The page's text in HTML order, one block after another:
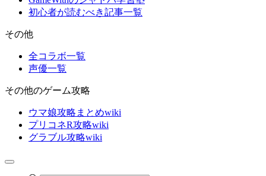
初心者が読むべき記事一覧
その他
全コラボ一覧
声優一覧
その他のゲーム攻略
ウマ娘攻略まとめwiki
プリコネR攻略wiki
グラブル攻略wiki